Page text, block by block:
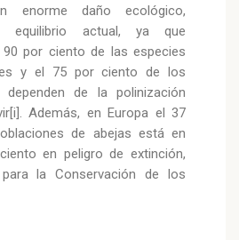
enorme daño ecológico,
equilibrio actual, ya que
90 por ciento de las especies
y el 75 por ciento de los
de la polinización
Además, en Europa el 37
de abejas está en
en peligro de extinción,
la Conservación de los